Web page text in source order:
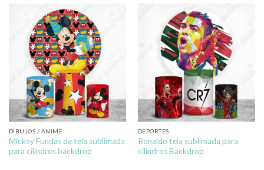
DIBUJOS / ANIME
Mickey Fundas de tela sublimada
para cilindros backdrop
DEPORTES
Ronaldo tela sublimada para
cilindros Backdrop